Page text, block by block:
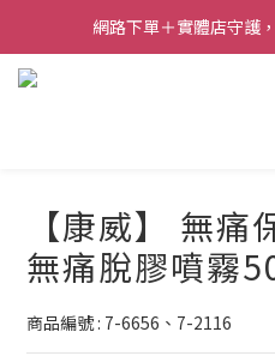
網路下單＋實體店守護
【康威】 無
無痛脫膠噴霧
商品編號 : 7-6656、7-2116